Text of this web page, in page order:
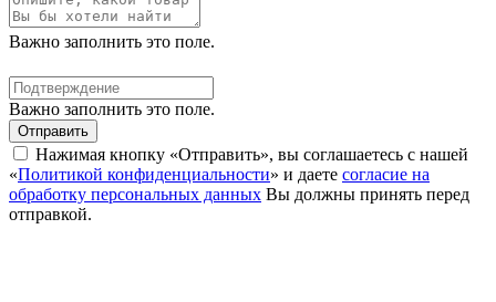
Важно заполнить это поле.
Важно заполнить это поле.
Отправить
Нажимая кнопку «Отправить», вы соглашаетесь с нашей
«Политикой конфиденциальности» и даете согласие на
обработку персональных данных Вы должны принять перед
отправкой.